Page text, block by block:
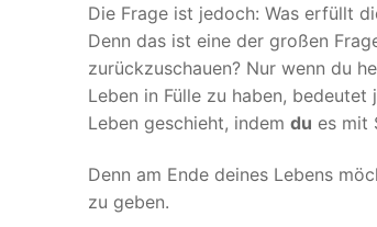
Die Frage ist jedoch: Was erfüllt
Denn das ist eine der großen
zurückzuschauen? Nur wenn du
Leben in Fülle zu haben,
Leben geschieht, indem du es mit
Denn am Ende deines Lebens
zu geben.